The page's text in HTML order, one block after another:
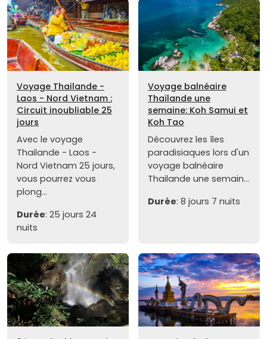
Voyage Thailande -
Laos - Nord Vietnam :
Circuit inoubliable 25
jours
Avec le voyage
Thailande - Laos -
Nord Vietnam 25 jours,
vous pourrez vous
plong...
Durée: 25 jours 24
nuits
Voyage balnéaire
Thaïlande une
semaine: Koh Samui et
Koh Tao
Découvrez les îles
paradisiaques lors d'un
voyage balnéaire
Thailande une semain...
Durée: 8 jours 7 nuits